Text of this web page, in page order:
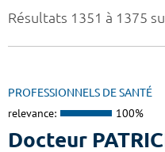
Résultats 1351 à 1375
PROFESSIONNELS DE SANTÉ
relevance: 100%
Docteur